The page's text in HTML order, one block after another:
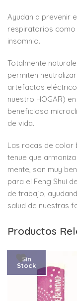
Ayudan a prevenir
respiratorios como
insomnio.
Totalmente
permiten
artefactos
nuestro HOGAR) en
beneficioso
de vida.
Las rocas de color
tenue que
mente, son muy
para el Feng Shui
de trabajo,
salud de nuestras
Productos
Sin
Stock